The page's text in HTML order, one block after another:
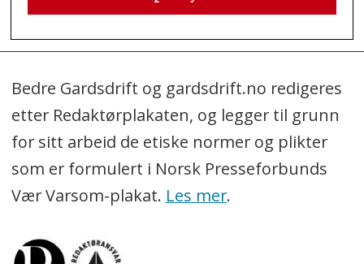
Bedre Gardsdrift og gardsdrift.no redigeres
etter Redaktørplakaten, og legger til grunn
for sitt arbeid de etiske normer og plikter
som er formulert i Norsk Presseforbunds
Vær Varsom-plakat. Les mer.